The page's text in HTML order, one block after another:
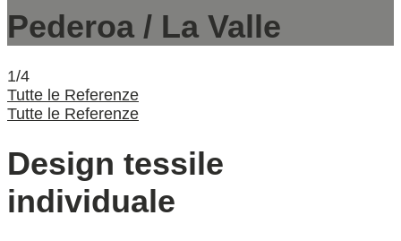
Pederoa / La Valle
1/4
Tutte le Referenze
Tutte le Referenze
Design tessile
individuale